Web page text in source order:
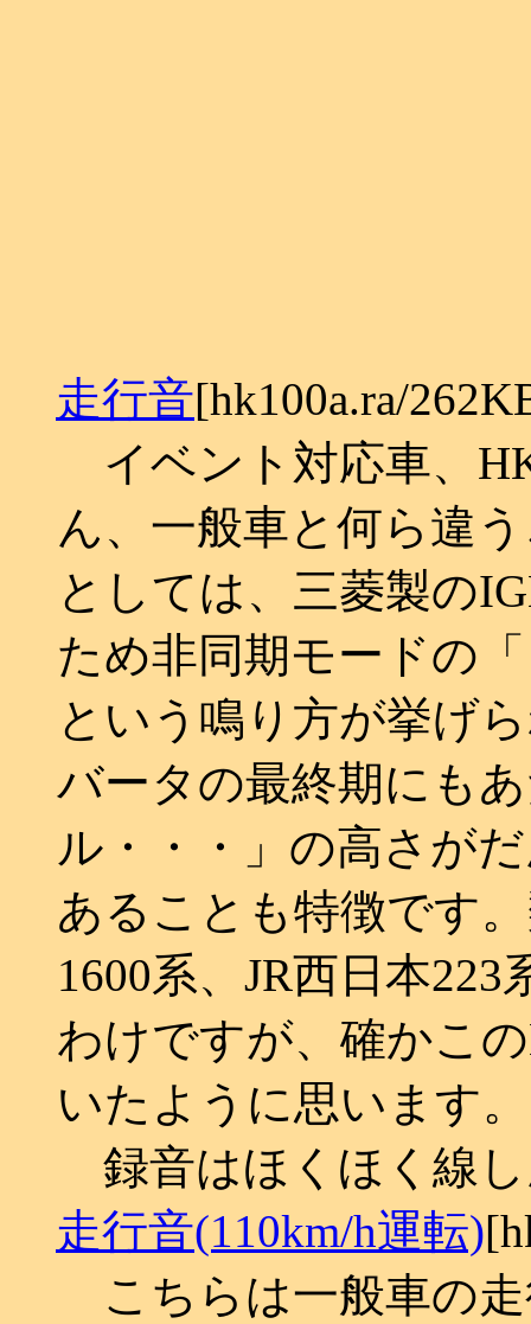
走行音[hk100a.ra/
イベント対応車、
ん、一般車と何ら違
としては、三菱製の
ため非同期モードの
という鳴り方が挙げ
バータの最終期にも
ル・・・」の高さが
あることも特徴です
1600系、JR西日本
わけですが、確かこ
いたように思います。
録音はほくほく線
走行音(110km/h運転)
こちらは一般車の